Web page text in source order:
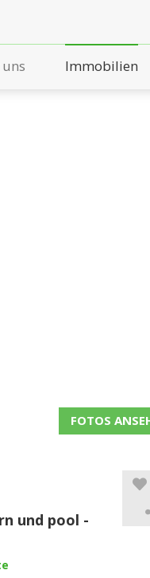
Immobilien
FOTOS
und pool -